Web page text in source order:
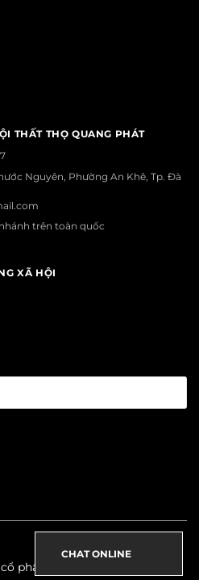
THẤT THỌ QUANG PHÁT
Nguyên, Phường An Khê, Tp. Đà
trên toàn quốc
XÃ HỘI
phần xây dựng & nội thất Thọ
CHAT ONLINE